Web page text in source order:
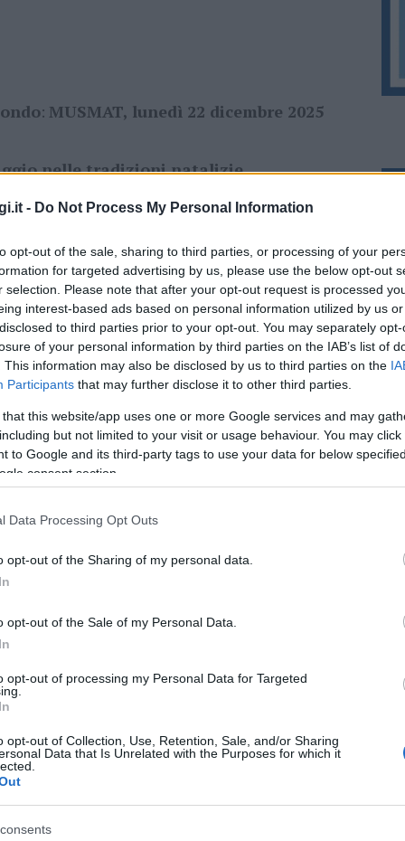
- Do Not Process My Personal Information
opt-out of the sale, sharing to third parties, or processing of your
for targeted advertising by us, please use the below opt-out
selection. Please note that after your opt-out request is processed
interest-based ads based on personal information utilized by us
to third parties prior to your opt-out. You may separately
of your personal information by third parties on the IAB’s list of
This information may also be disclosed by us to third parties on the
Participants that may further disclose it to other third parties.
that this website/app uses one or more Google services and may
but not limited to your visit or usage behaviour. You may
to Google and its third-party tags to use your data for below
consent section.
Data Processing Opt Outs
opt-out of the Sharing of my personal data.
opt-out of the Sale of my Personal Data.
opt-out of processing my Personal Data for Targeted
opt-out of Collection, Use, Retention, Sale, and/or Sharing
Data that Is Unrelated with the Purposes for which it
: MUSMAT, lunedì 22 dicembre 2025
nelle tradizioni natalizie
al quartetto formato dai musicisti
, Fabrizio Figonie dalla voce di
pubblico in un affascinante percorso
di diversi Paesi europei:
Franciaall’Italia, fino alla nostra
poi verso ilMedio Oriente, con canti di
infine nel continenteamericano.
suggestivi canti natalizi nelle loro
unite da un unico grande messaggio:
e dall’intensità di questo progetto
mondo!
nazionali?